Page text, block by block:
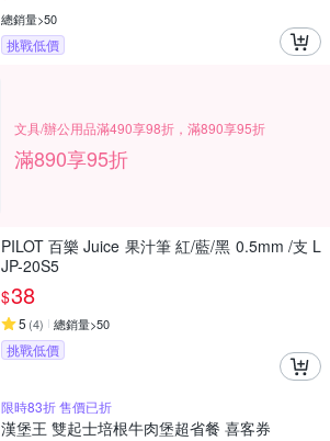
總銷量>50
挑戰低價
文具/辦公用品滿490享98折，滿890享95折
滿890享95折
PILOT 百樂 Juice 果汁筆 紅/藍/黑 0.5mm /支 L
JP-20S5
$38
5 (4) 總銷量>50
挑戰低價
限時83折 售價已折
漢堡王 雙起士培根牛肉堡超省餐 喜客券